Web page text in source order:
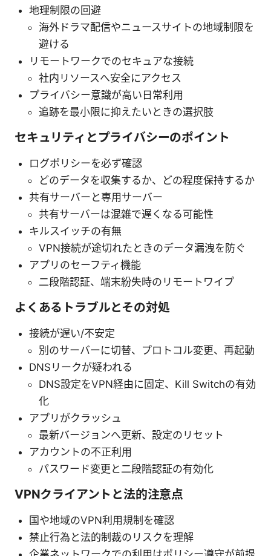
地理制限の回避
海外ドラマ配信やニュースサイトの地域制限を
避ける
リモートワークでのセキュアな接続
社内リソースへ安全にアクセス
プライバシー意識が高い日常利用
追跡を最小限に抑えたいときの選択肢
セキュリティとプライバシーのポイント
ログポリシーを必ず確認
どのデータを収集するか、どの程度保持するか
共有サーバーと専用サーバー
共有サーバーは混雑で遅くなる可能性
キルスイッチの有無
VPN接続が途切れたときのデータ漏洩を防ぐ
アプリのセーフティ機能
二段階認証、端末紛失時のリモートワイプ
よくあるトラブルとその対処
接続が遅い/不安定
別のサーバーに切替、プロトコル変更、再起動
DNSリークが疑われる
DNS設定をVPN経由に固定、Kill Switchの有効
化
アプリがクラッシュ
最新バージョンへ更新、設定のリセット
アカウントの不正利用
パスワード変更と二段階認証の有効化
VPNクライアントと法的注意点
国や地域のVPN利用規制を確認
禁止行為と法的制裁のリスクを理解